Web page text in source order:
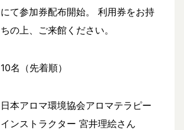
にて参加券配布開始。 利用券をお持
ちの上、ご来館ください。
10名（先着順）
日本アロマ環境協会アロマテラピー
インストラクター 宮井理絵さん